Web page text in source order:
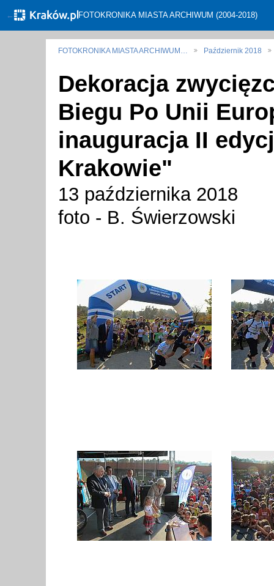
← FOTOKRONIKA MIASTA ARCHIWUM (2004-2018)
FOTOKRONIKA MIASTA ARCHIWUM… Październik 2018
Dekoracja
Biegu Po Unii
inauguracja II
Krakowie"
13 października 2018
foto - B. Świerzowski